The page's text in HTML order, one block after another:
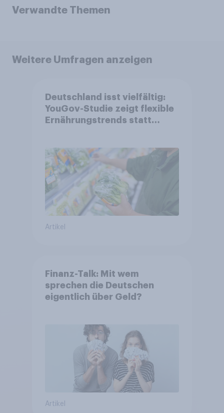
Verwandte Themen
Weitere Umfragen anzeigen
Deutschland isst vielfältig:
YouGov-Studie zeigt flexible
Ernährungstrends statt
Artikel
Finanz-Talk: Mit wem
sprechen die Deutschen
eigentlich über Geld?
Artikel